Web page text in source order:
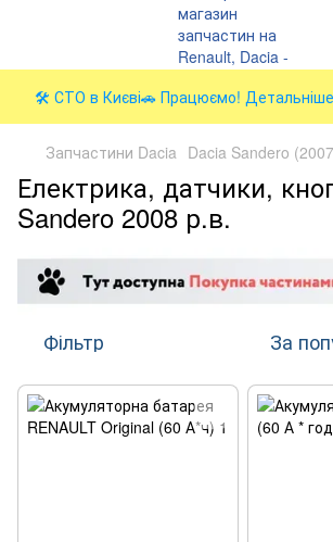
🛠️ СТО в Києві🚗 Працюємо!
Запчастини Dacia Dacia Sandero
Електрика, датчики,
Sandero 2008 р.в.
Фільтр За